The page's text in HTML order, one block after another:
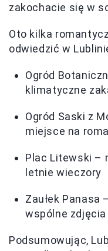
zakochacie się w
Oto kilka
odwiedzić w
Ogród
klimatyczne
Ogród Saski z
miejsce na
Plac Litewski –
letnie wieczory
Zaułek Panasa
wspólne zdjęcia
Podsumowując,